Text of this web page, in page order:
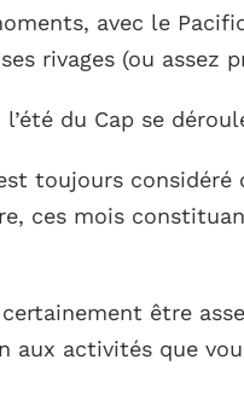
avec le
rivages (ou assez
du Cap se
toujours considéré
ces mois
être
aux activités que